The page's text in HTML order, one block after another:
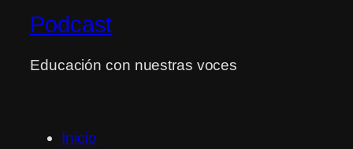
Podcast
Educación con nuestras voces
Inicio